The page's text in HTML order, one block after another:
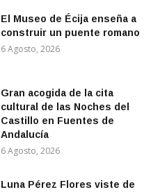
El Museo de Écija enseña a
construir un puente romano
6 Agosto, 2026
Gran acogida de la cita
cultural de las Noches del
Castillo en Fuentes de
Andalucía
6 Agosto, 2026
Luna Pérez Flores viste de